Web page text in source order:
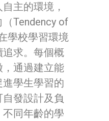
主的環境，
Tendency of
學校學習環境
追求。每個概
通過建立能
學生學習的
發設計及負
同年齡的學